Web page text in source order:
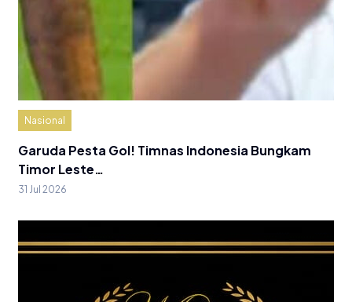
Nasional
Garuda Pesta Gol! Timnas Indonesia Bungkam
Timor Leste…
31 Jul 2026